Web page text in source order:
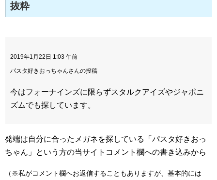
抜粋
2019年1月22日 1:03 午前
パスタ好きおっちゃんさんの投稿
今はフォーナインズに限らずスタルクアイズやジャポニ
ズムでも探しています。
発端は自分に合ったメガネを探している「パスタ好きおっ
ちゃん」という方の当サイトコメント欄への書き込みから
（※私がコメント欄へお返信することもありますが、基本的には